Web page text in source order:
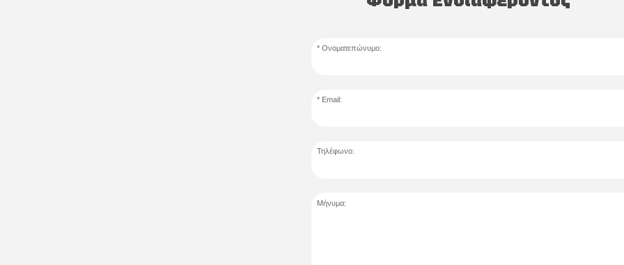
Ονοματεπώνυμο:
Email:
Τηλέφωνο:
Μήνυμα: